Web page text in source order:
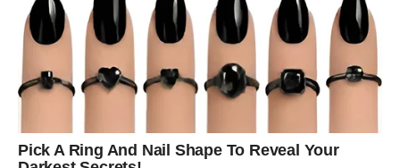
deluje. Ali istina je da ti najviše patiš u tišini. Ti razmišljaš.
Ti analiziraš. Ti nosiš odgovornost čak i kad ti niko ne
kaže “hvala”.
U poslednje vreme si možda bio pod pritiskom:
leđima.